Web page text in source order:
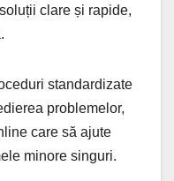
clare și rapide,
standardizate
problemelor,
care să ajute
minore singuri.